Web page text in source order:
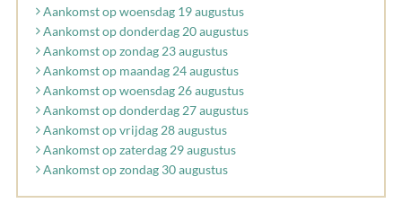
Aankomst op woensdag 19 augustus
Aankomst op donderdag 20 augustus
Aankomst op zondag 23 augustus
Aankomst op maandag 24 augustus
Aankomst op woensdag 26 augustus
Aankomst op donderdag 27 augustus
Aankomst op vrijdag 28 augustus
Aankomst op zaterdag 29 augustus
Aankomst op zondag 30 augustus